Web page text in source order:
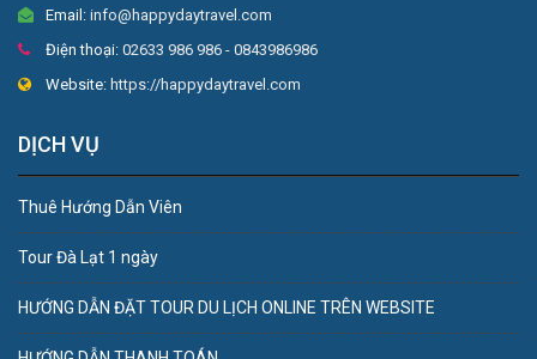
Email: info@happydaytravel.com
Điện thoại: 02633 986 986 - 0843986986
Website: https://happydaytravel.com
DỊCH VỤ
Thuê Hướng Dẫn Viên
Tour Đà Lạt 1 ngày
HƯỚNG DẪN ĐẶT TOUR DU LỊCH ONLINE TRÊN WEBSITE